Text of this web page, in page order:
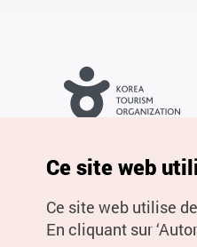
Pour les rapports d'erreurs
adressez vos demandes à
Ce site web
Ce site web utilise
En cliquant sur